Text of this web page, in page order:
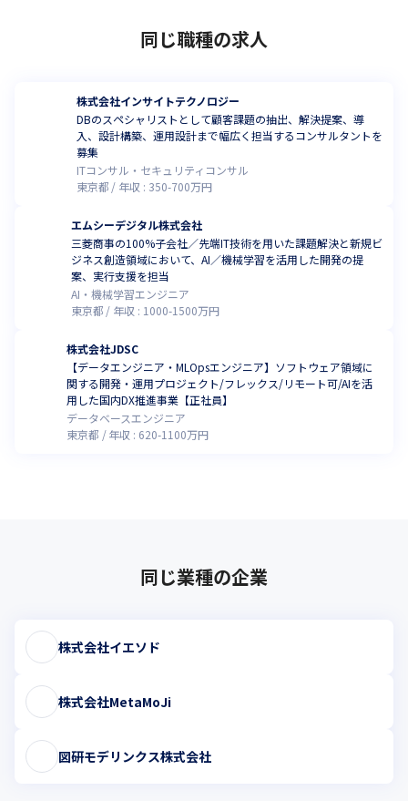
同じ職種の求人
株式会社インサイトテクノロジー
DBのスペシャリストとして顧客課題の抽出、解決提案、導
入、設計構築、運用設計まで幅広く担当するコンサルタントを
募集
ITコンサル・セキュリティコンサル
東京都
年収 : 350-700万円
エムシーデジタル株式会社
三菱商事の100%子会社／先端IT技術を用いた課題解決と新規ビ
ジネス創造領域において、AI／機械学習を活用した開発の提
案、実行支援を担当
AI・機械学習エンジニア
東京都
年収 : 1000-1500万円
株式会社JDSC
【データエンジニア・MLOpsエンジニア】ソフトウェア領域に
関する開発・運用プロジェクト/フレックス/リモート可/AIを活
用した国内DX推進事業【正社員】
データベースエンジニア
東京都
年収 : 620-1100万円
同じ業種の企業
株式会社イエソド
株式会社MetaMoJi
図研モデリンクス株式会社